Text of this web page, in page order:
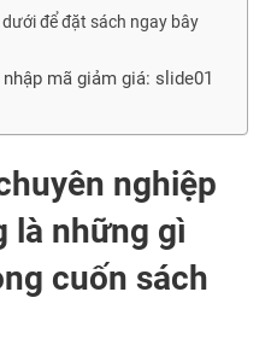
để đặt sách ngay bây
mã giảm giá: slide01
nghiệp
là những gì
cuốn sách